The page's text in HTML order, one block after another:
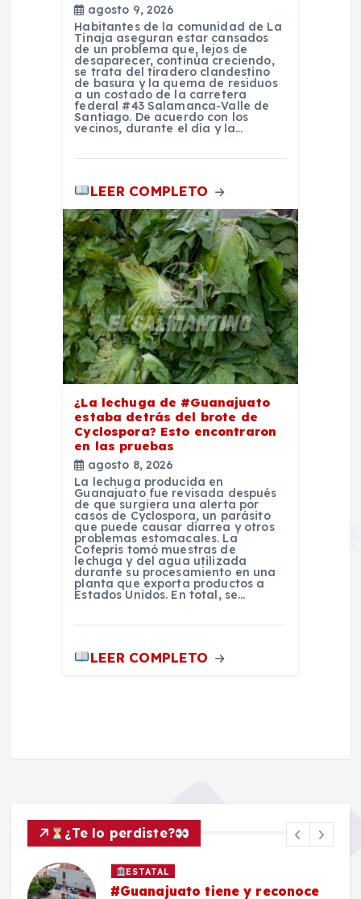
agosto 9, 2026
Habitantes de la comunidad de La
Tinaja aseguran estar cansados
de un problema que, lejos de
desaparecer, continúa creciendo,
se trata del tiradero clandestino
de basura y la quema de residuos
a un costado de la carretera
federal #43 Salamanca-Valle de
Santiago. De acuerdo con los
vecinos, durante el día y la…
LEER COMPLETO
¿La lechuga de #Guanajuato
estaba detrás del brote de
Cyclospora? Esto encontraron
en las pruebas
agosto 8, 2026
La lechuga producida en
Guanajuato fue revisada después
de que surgiera una alerta por
casos de Cyclospora, un parásito
que puede causar diarrea y otros
problemas estomacales. La
Cofepris tomó muestras de
lechuga y del agua utilizada
durante su procesamiento en una
planta que exporta productos a
Estados Unidos. En total, se…
LEER COMPLETO
¿Te lo perdiste?
ESTATAL
#Guanajuato tiene y reconoce